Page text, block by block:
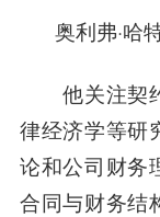
奥利弗·哈
他关注契约
律经济学等研
论和公司财务
合同与财务结